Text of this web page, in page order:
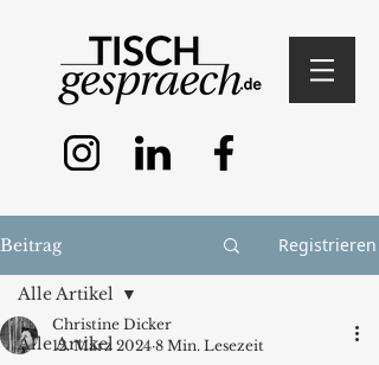
Beitrag Registrieren
Alle Artikel
Alle Artikel
Christine Dicker
12. März 2024 8 Min. Lesezeit